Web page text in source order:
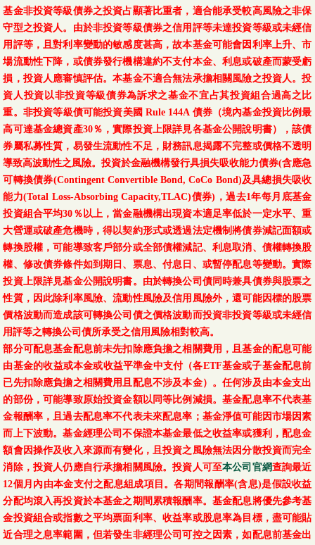
基金非投資等級債券之投資占顯著比重者，適合能承受較高風險之非保
守型之投資人。由於非投資等級債券之信用評等未達投資等級或未經信
用評等，且對利率變動的敏感度甚高，故本基金可能會因利率上升、市
場流動性下降，或債券發行機構違約不支付本金、利息或破產而蒙受虧
損，投資人應審慎評估。本基金不適合無法承擔相關風險之投資人。投
資人投資以非投資等級債券為訴求之基金不宜占其投資組合過高之比
重。非投資等級債可能投資美國 Rule 144A 債券（境內基金投資比例最
高可達基金總資產30％，實際投資上限詳見各基金公開說明書），該債
券屬私募性質，易發生流動性不足，財務訊息揭露不完整或價格不透明
導致高波動性之風險。投資於金融機構發行具損失吸收能力債券(含應急
可轉換債券(Contingent Convertible Bond, CoCo Bond)及具總損失吸收
能力(Total Loss-Absorbing Capacity,TLAC)債券)，過去1年每月底基金
投資組合平均30％以上，當金融機構出現資本適足率低於一定水平、重
大營運或破產危機時，得以契約形式或透過法定機制將債券減記面額或
轉換股權，可能導致客戶部分或全部債權減記、利息取消、債權轉換股
權、修改債券條件如到期日、票息、付息日、或暫停配息等變動。實際
投資上限詳見基金公開說明書。由於轉換公司債同時兼具債券與股票之
性質，因此除利率風險、流動性風險及信用風險外，還可能因標的股票
價格波動而造成該可轉換公司債之價格波動而投資非投資等級或未經信
用評等之轉換公司債所承受之信用風險相對較高。
部分可配息基金配息前未先扣除應負擔之相關費用，且基金的配息可能
由基金的收益或本金或收益平準金中支付（各ETF基金或子基金配息前
已先扣除應負擔之相關費用且配息不涉及本金）。任何涉及由本金支出
的部份，可能導致原始投資金額以同等比例減損。基金配息率不代表基
金報酬率，且過去配息率不代表未來配息率；基金淨值可能因市場因素
而上下波動。基金經理公司不保證本基金最低之收益率或獲利，配息金
額會因操作及收入來源而有變化，且投資之風險無法因分散投資而完全
消除，投資人仍應自行承擔相關風險。投資人可至本公司官網查詢最近
12個月內由本金支付之配息組成項目。各期間報酬率(含息)是假設收益
分配均滾入再投資於本基金之期間累積報酬率。基金配息將優先參考基
金投資組合或指數之平均票面利率、收益率或股息率為目標，盡可能貼
近合理之息率範圍，但若發生非經理公司可控之因素，如配息前基金出